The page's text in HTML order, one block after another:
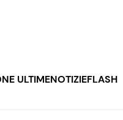
ULTIMENOTIZIEFLASH